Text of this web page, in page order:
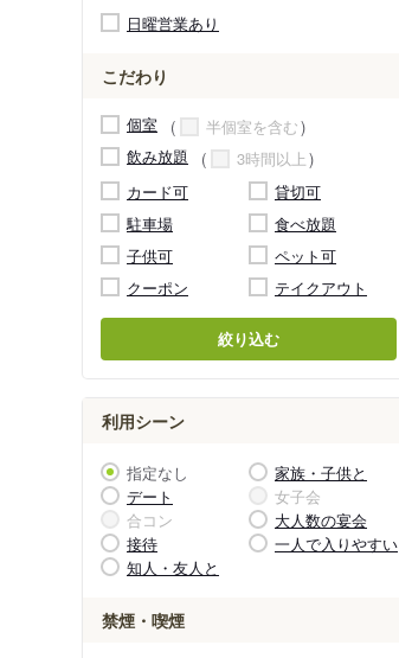
日曜営業あり
こだわり
個室
半個室を含む
飲み放題
3時間以上
カード可
貸切可
駐車場
食べ放題
子供可
ペット可
クーポン
テイクアウト
絞り込む
利用シーン
指定なし
家族・子供と
デート
女子会
合コン
大人数の宴会
接待
一人で入りやすい
知人・友人と
禁煙・喫煙